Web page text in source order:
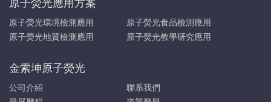
原子熒光應用方案
原子熒光環境檢測應用
原子熒光食品檢測應用
原子熒光地質檢測應用
原子熒光教學研究應用
金索坤原子熒光
公司介紹
聯系我們